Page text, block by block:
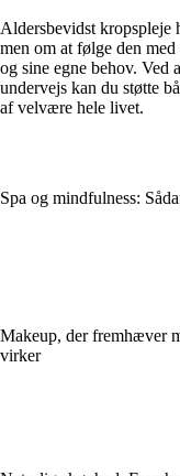
Aldersbevidst kropspleje
men om at følge den
og sine egne behov. Ved
undervejs kan du støtte
af velvære hele livet.
Spa og mindfulness:
Makeup, der fremhæver
virker